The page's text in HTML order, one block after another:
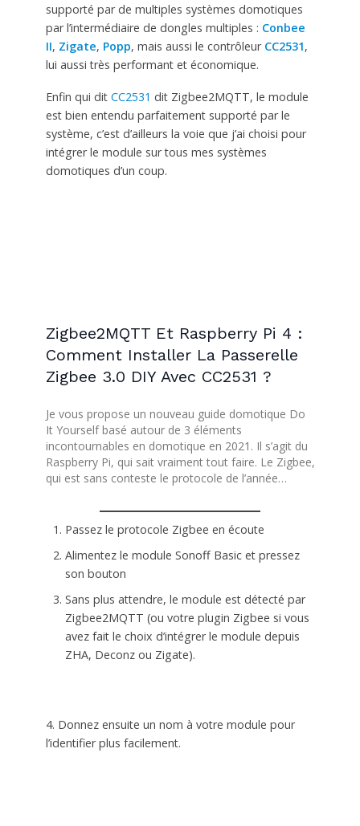
supporté par de multiples systèmes domotiques
par l’intermédiaire de dongles multiples : Conbee
II, Zigate, Popp, mais aussi le contrôleur CC2531,
lui aussi très performant et économique.
Enfin qui dit CC2531 dit Zigbee2MQTT, le module
est bien entendu parfaitement supporté par le
système, c’est d’ailleurs la voie que j’ai choisi pour
intégrer le module sur tous mes systèmes
domotiques d’un coup.
Zigbee2MQTT Et Raspberry Pi 4 :
Comment Installer La Passerelle
Zigbee 3.0 DIY Avec CC2531 ?
Je vous propose un nouveau guide domotique Do
It Yourself basé autour de 3 éléments
incontournables en domotique en 2021. Il s’agit du
Raspberry Pi, qui sait vraiment tout faire. Le Zigbee,
qui est sans conteste le protocole de l’année…
Passez le protocole Zigbee en écoute
Alimentez le module Sonoff Basic et pressez
son bouton
Sans plus attendre, le module est détecté par
Zigbee2MQTT (ou votre plugin Zigbee si vous
avez fait le choix d’intégrer le module depuis
ZHA, Deconz ou Zigate).
4. Donnez ensuite un nom à votre module pour
l’identifier plus facilement.